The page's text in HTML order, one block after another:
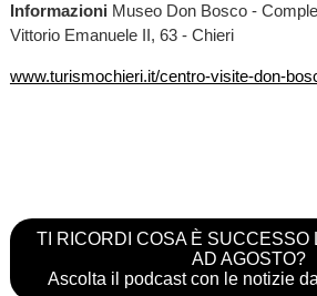
Informazioni Museo Don Bosco -
Vittorio Emanuele II, 63 - Chieri
www.turismochieri.it/centro-visite-don-
TI RICORDI COSA È SUCCESSO
AD AGOSTO?
Ascolta il podcast con le notizie